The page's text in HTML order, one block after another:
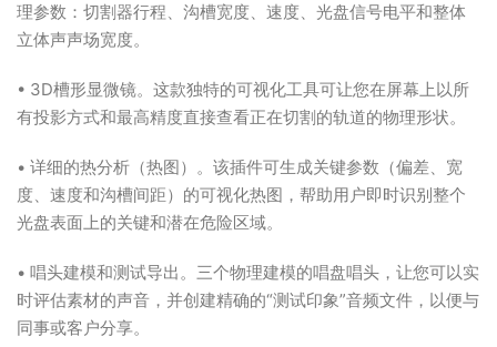
理参数：切割器行程、沟槽宽度、速度、光盘信号电平和整体
立体声声场宽度。
• 3D槽形显微镜。这款独特的可视化工具可让您在屏幕上以所
有投影方式和最高精度直接查看正在切割的轨道的物理形状。
• 详细的热分析（热图）。该插件可生成关键参数（偏差、宽
度、速度和沟槽间距）的可视化热图，帮助用户即时识别整个
光盘表面上的关键和潜在危险区域。
• 唱头建模和测试导出。三个物理建模的唱盘唱头，让您可以实
时评估素材的声音，并创建精确的“测试印象”音频文件，以便与
同事或客户分享。